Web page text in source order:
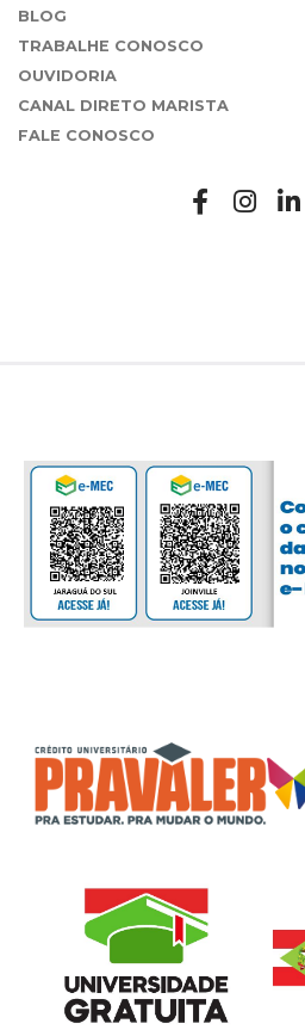
BLOG
TRABALHE CONOSCO
OUVIDORIA
CANAL DIRETO MARISTA
FALE CONOSCO